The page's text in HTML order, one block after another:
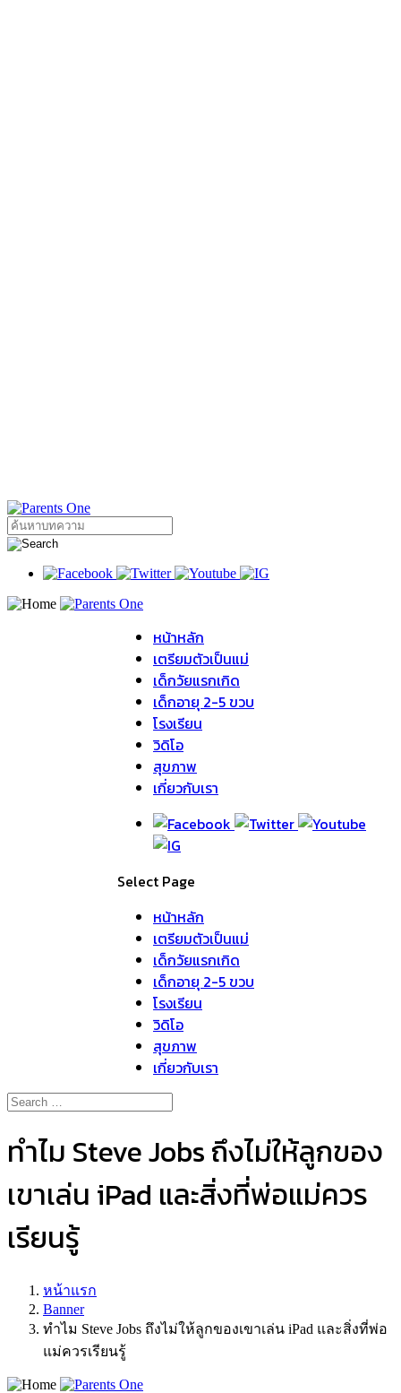
หน้าหลัก
เตรียมตัวเป็นแม่
เด็กวัยแรกเกิด
เด็กอายุ 2-5 ขวบ
โรงเรียน
วิดิโอ
สุขภาพ
เกี่ยวกับเรา
Select Page
หน้าหลัก
เตรียมตัวเป็นแม่
เด็กวัยแรกเกิด
เด็กอายุ 2-5 ขวบ
โรงเรียน
วิดิโอ
สุขภาพ
เกี่ยวกับเรา
ทำไม Steve Jobs ถึงไม่ให้ลูกของ
เขาเล่น iPad และสิ่งที่พ่อแม่ควร
เรียนรู้
หน้าแรก
Banner
ทำไม Steve Jobs ถึงไม่ให้ลูกของเขาเล่น iPad และสิ่งที่พ่อ
แม่ควรเรียนรู้